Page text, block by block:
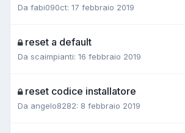
Da fabi090ct: 17 febbraio 2019
reset a default
Da scaimpianti: 16 febbraio 2019
reset codice installatore
Da angelo8282: 8 febbraio 2019